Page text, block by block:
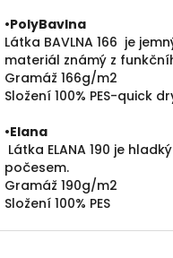
•PolyBavlna
Látka BAVLNA 166 je
materiál známý z
Gramáž 166g/m2
Složení 100% PES-quick
•Elana
Látka ELANA 190 je
počesem.
Gramáž 190g/m2
Složení 100% PES
Z